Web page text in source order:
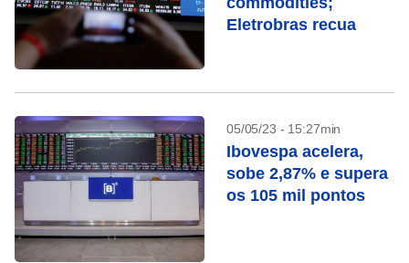
Eletrobras recua
05/05/23 - 15:27min
Ibovespa acelera,
sobe 2,87% e supera
os 105 mil pontos